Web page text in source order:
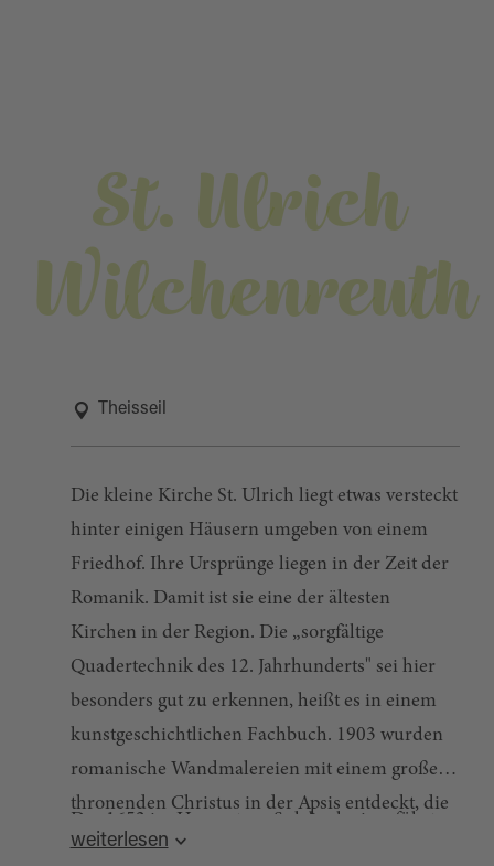
St. Ulrich
Wilchenreuth
Theisseil
Die kleine Kirche St. Ulrich liegt etwas versteckt
hinter einigen Häusern umgeben von einem
Friedhof. Ihre Ursprünge liegen in der Zeit der
Romanik. Damit ist sie eine der ältesten
Kirchen in der Region. Die „sorgfältige
Quadertechnik des 12. Jahrhunderts" sei hier
besonders gut zu erkennen, heißt es in einem
kunstgeschichtlichen Fachbuch. 1903 wurden
romanische Wandmalereien mit einem großen
thronenden Christus in der Apsis entdeckt, die
wirklich sehenswert sind. Die Ulrichskirche ist
Das 1652 im Herzogtum Sulzbach eingeführte
Simultaneum wurde in Wilchenreuth 1682
weiterlesen